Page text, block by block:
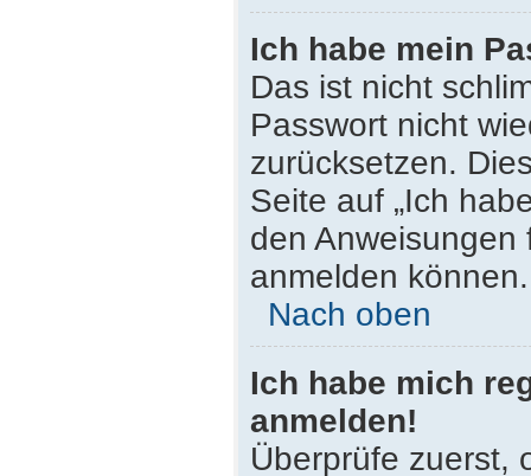
Ich habe mein
Das ist nicht
Passwort nicht
zurücksetzen.
Seite auf „Ich
den
anmelden können.
Nach oben
Ich habe mich
anmelden!
Überprüfe zuerst,